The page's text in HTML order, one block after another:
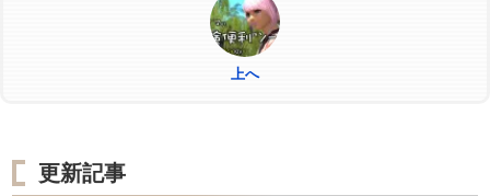
上へ
更新記事